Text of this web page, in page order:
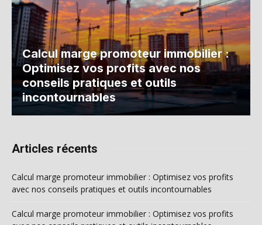
Calcul marge promoteur immobilier :
Optimisez vos profits avec nos
conseils pratiques et outils
incontournables
Articles récents
Calcul marge promoteur immobilier : Optimisez vos profits
avec nos conseils pratiques et outils incontournables
Calcul marge promoteur immobilier : Optimisez vos profits